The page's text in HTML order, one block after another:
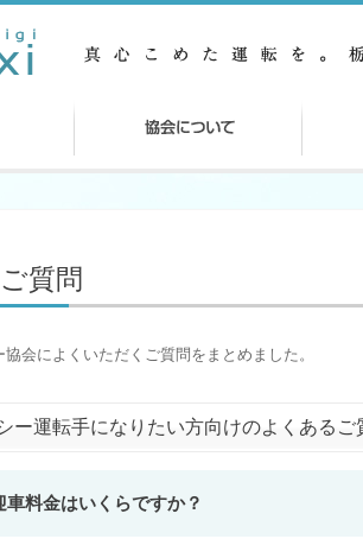
質問
会によくいただくご質問をまとめました。
ー運転手になりたい方向けのよくあるご
車料金はいくらですか？